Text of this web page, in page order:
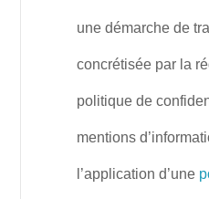
une démarche de
concrétisée par la
politique de
mentions
l’application d’une